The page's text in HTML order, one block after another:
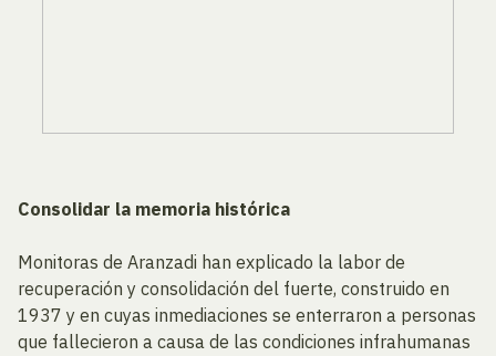
Consolidar la memoria histórica
Monitoras de Aranzadi han explicado la labor de
recuperación y consolidación del fuerte, construido en
1937 y en cuyas inmediaciones se enterraron a personas
que fallecieron a causa de las condiciones infrahumanas